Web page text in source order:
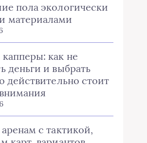
пола экологически
материалами
как не
деньги и выбрать
действительно стоит
с тактикой,